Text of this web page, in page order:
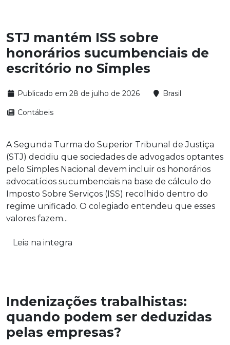
STJ mantém ISS sobre
honorários sucumbenciais de
escritório no Simples
Publicado em 28 de julho de 2026 Brasil
Contábeis
A Segunda Turma do Superior Tribunal de Justiça
(STJ) decidiu que sociedades de advogados optantes
pelo Simples Nacional devem incluir os honorários
advocatícios sucumbenciais na base de cálculo do
Imposto Sobre Serviços (ISS) recolhido dentro do
regime unificado. O colegiado entendeu que esses
valores fazem...
Leia na integra
Indenizações trabalhistas:
quando podem ser deduzidas
pelas empresas?